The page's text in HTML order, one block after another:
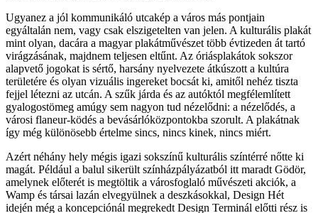
Ugyanez a jól kommunikáló utcakép a város más pontjain
egyáltalán nem, vagy csak elszigetelten van jelen. A kulturális plakát
mint olyan, dacára a magyar plakátművészet több évtizeden át tartó
virágzásának, majdnem teljesen eltűnt. Az óriásplakátok sokszor
alapvető jogokat is sértő, harsány nyelvezete átkúszott a kultúra
területére és olyan vizuális ingereket bocsát ki, amitől nehéz tiszta
fejjel létezni az utcán. A szűk járda és az autóktól megfélemlített
gyalogostömeg amúgy sem nagyon tud nézelődni: a nézelődés, a
városi flaneur-ködés a bevásárlóközpontokba szorult. A plakátnak
így még különösebb értelme sincs, nincs kinek, nincs miért.
Azért néhány hely mégis igazi sokszínű kulturális színtérré nőtte ki
magát. Például a balul sikerült színházpályázatból itt maradt Gödör,
amelynek előterét is megtöltik a városfoglaló művészeti akciók, a
Wamp és társai lazán elvegyülnek a deszkásokkal, Design Hét
idején még a koncepciónál megrekedt Design Terminál előtti rész is